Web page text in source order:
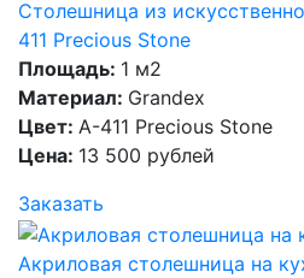
Столешница из
411 Precious Stone
Площадь: 1 м2
Материал: Grandex
Цвет: A-411 Precious Stone
Цена: 13 500 рублей
Заказать
Акриловая столешница на